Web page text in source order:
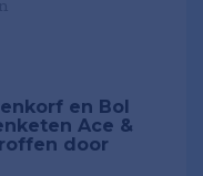
en Bol
Ace &
door